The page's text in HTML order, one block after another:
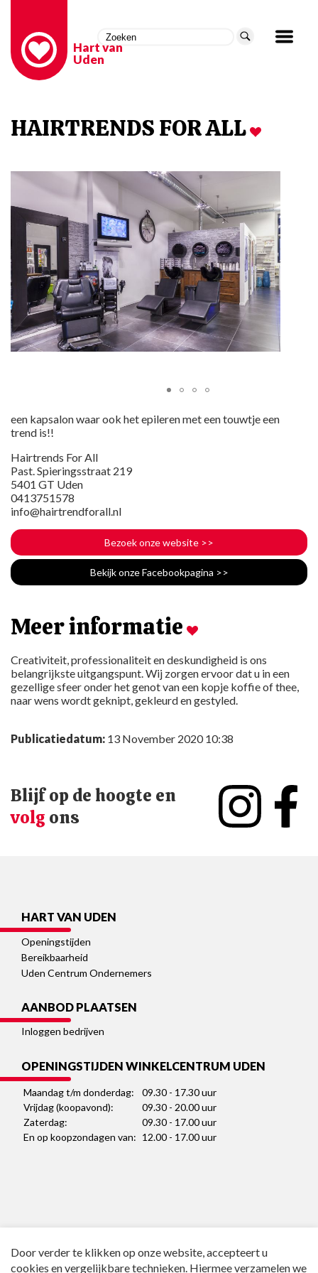
Hart van
Uden
HAIRTRENDS FOR ALL
een kapsalon waar ook het epileren met een touwtje een
trend is!!
Hairtrends For All
Past. Spieringsstraat 219
5401 GT Uden
0413751578
info@hairtrendforall.nl
Bezoek onze website >>
Bekijk onze Facebookpagina >>
Meer informatie
Creativiteit, professionaliteit en deskundigheid is ons
belangrijkste uitgangspunt. Wij zorgen ervoor dat u in een
gezellige sfeer onder het genot van een kopje koffie of thee,
naar wens wordt geknipt, gekleurd en gestyled.
Publicatiedatum: 13 November 2020 10:38
Blijf op de hoogte en
volg ons
HART VAN UDEN
Openingstijden
Bereikbaarheid
Uden Centrum Ondernemers
AANBOD PLAATSEN
Inloggen bedrijven
OPENINGSTIJDEN WINKELCENTRUM UDEN
Maandag t/m donderdag:
09.30 - 17.30 uur
Vrijdag (koopavond):
09.30 - 20.00 uur
Zaterdag:
09.30 - 17.00 uur
En op koopzondagen van: 12.00 - 17.00 uur
Door verder te klikken op onze website, accepteert u
cookies en vergelijkbare technieken. Hiermee verzamelen we